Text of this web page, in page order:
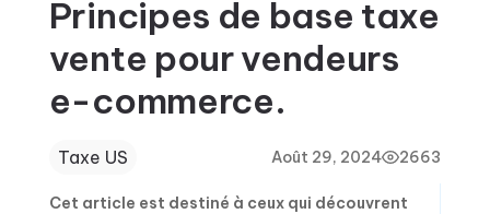
Principes de base taxe
vente pour vendeurs
e-commerce.
Taxe US Août 29, 2024 2663
Cet article est destiné à ceux qui découvrent